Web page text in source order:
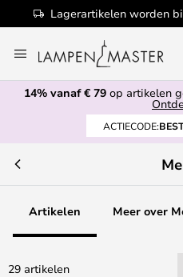
Lagerartikelen worden
naar
de
inhoud
14% vanaf € 79 op artikelen
ACTIECODE:
Artikelen Meer over
29 artikelen